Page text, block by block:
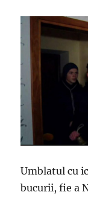
Umblatul cu
bucurii, fie a